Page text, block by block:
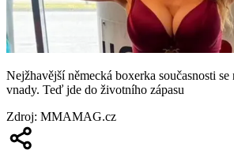
Nejžhavější německá boxerka současnosti
vnady. Teď jde do životního zápasu
Zdroj: MMAMAG.cz